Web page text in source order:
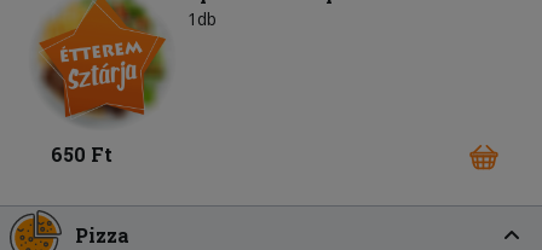
1db
650 Ft
Pizza